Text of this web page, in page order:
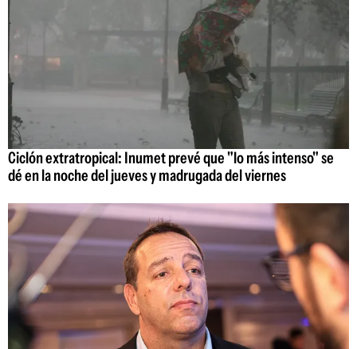
Ciclón extratropical: Inumet prevé que "lo más intenso" se
dé en la noche del jueves y madrugada del viernes